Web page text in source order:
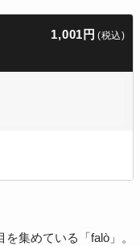
1,001円 (税込)
集めている「falò」。